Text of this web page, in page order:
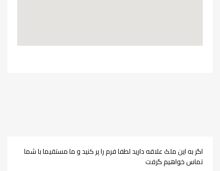
اگر به این ملک علاقه دارید لطفا فرم را پر کنید و ما مستقیما با شما
تماس خواهیم گرفت